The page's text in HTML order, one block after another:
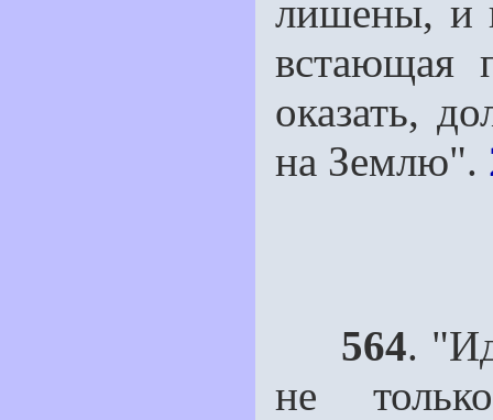
лишены, и
встающая
оказать,
на Землю".
564.
не